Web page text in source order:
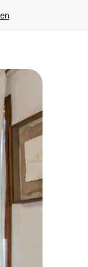
of swipen.